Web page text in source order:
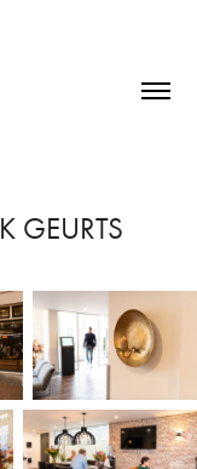
GEURTS